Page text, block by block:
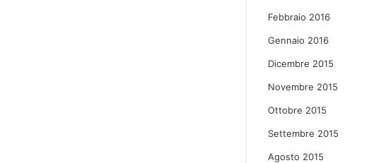
Febbraio 2016
Gennaio 2016
Dicembre 2015
Novembre 2015
Ottobre 2015
Settembre 2015
Agosto 2015